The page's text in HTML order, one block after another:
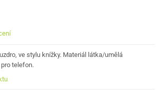
ve stylu knížky. Materiál látka/umělá
telefon.